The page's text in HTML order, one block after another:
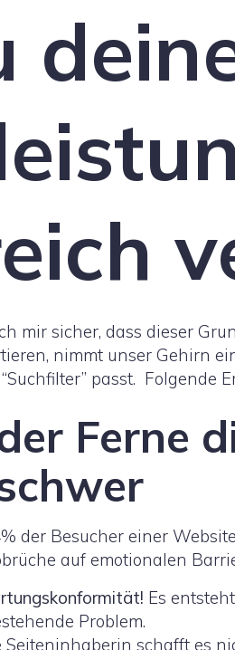
mir sicher, dass dieser
nimmt unser Gehirn
passt. Folgende
Ferne
der Besucher einer
auf emotionalen
Es
Problem.
Seiteninhaberin schafft es